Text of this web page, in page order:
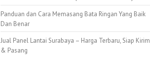
Panduan dan Cara Memasang Bata Ringan Yang Baik
Dan Benar
Jual Panel Lantai Surabaya – Harga Terbaru, Siap Kirim
& Pasang